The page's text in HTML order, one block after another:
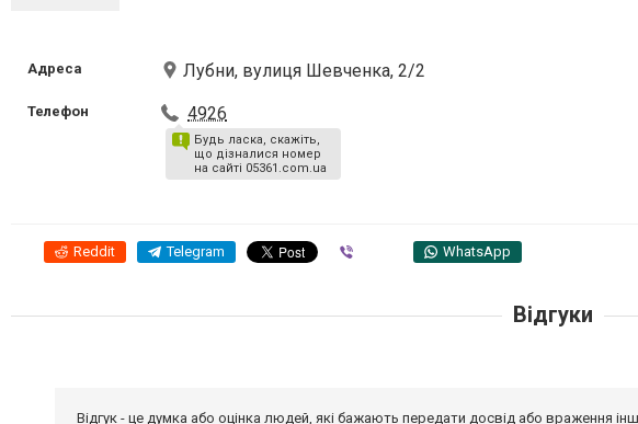
Адреса Лубни, вулиця Шевченка, 2/2
Телефон 4926
Будь ласка, скажіть,
що дізналися номер
на сайті 05361.com.ua
Reddit Telegram WhatsApp
Відгуки
Відгук - це думка або оцінка людей, які бажають передати досвід або враження